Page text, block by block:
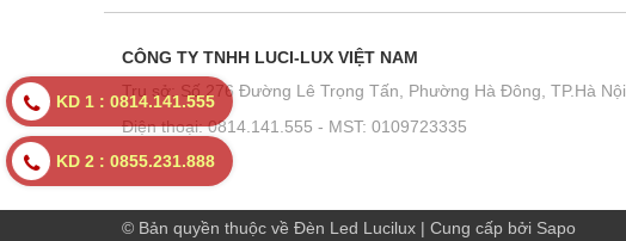
CÔNG TY TNHH LUCI-LUX VIỆT NAM
Trụ sở: Số 276 Đường Lê Trọng Tấn, Phường Hà Đông, TP.Hà Nội
Điện thoại: 0814.141.555 - MST: 0109723335
© Bản quyền thuộc về Đèn Led Lucilux | Cung cấp bởi Sapo
KD 2 : 0855.231.888
KD 1 : 0814.141.555